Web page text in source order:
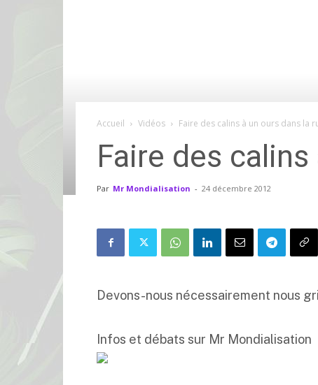
Accueil Vidéos Faire des calins à un ours dans la
Faire des
Par Mr Mondialisation - 24 décembre 2012
Devons-nous nécessairement nous
Infos et débats sur Mr Mondialisation